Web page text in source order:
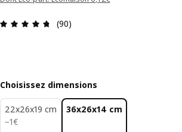
Avis: 4.7 sur 5 étoiles
(90)
Choisissez dimensions
22x26x19 cm
−1€
1€
36x26x14 cm